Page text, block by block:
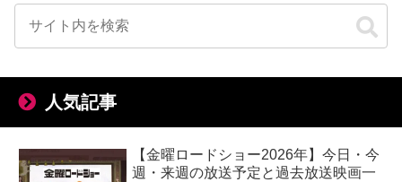
人気記事
【金曜ロードショー2026年】今日・今
週・来週の放送予定と過去放送映画一